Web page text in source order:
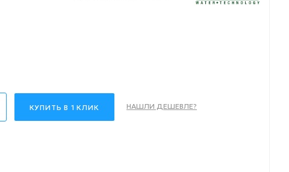
КУПИТЬ В 1 КЛИК НАШЛИ ДЕШЕВЛЕ?